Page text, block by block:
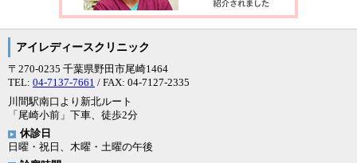
アイレディースクリニック
〒270-0235 千葉県野田市尾崎1464
TEL: 04-7137-7661 / FAX: 04-7127-2335
川間駅南口より新北ルート
「尾崎小前」下車、徒歩2分
休診日
日曜・祝日、木曜・土曜の午後